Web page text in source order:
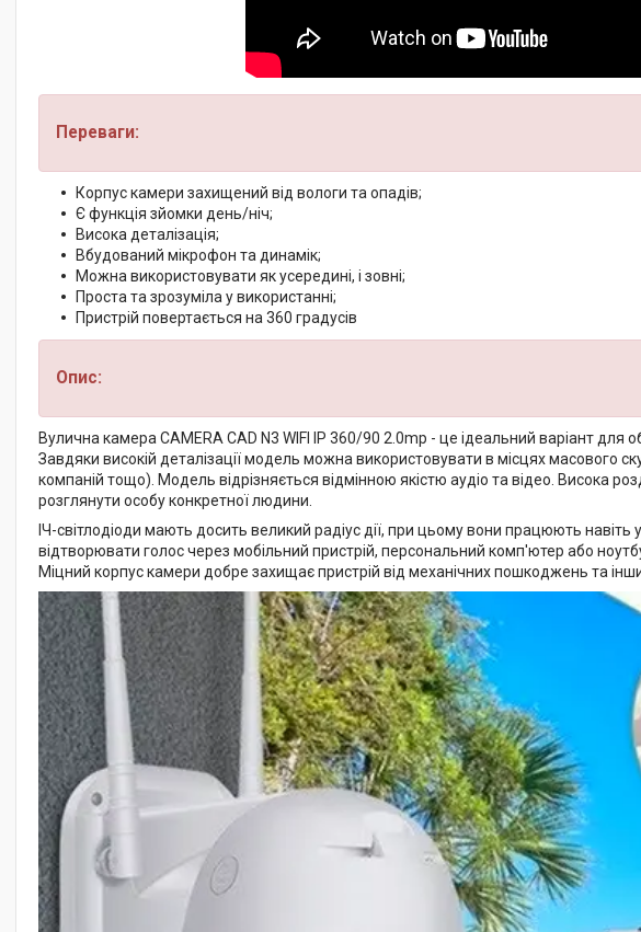
Переваги:
Корпус камери захищений від вологи та опадів;
Є функція зйомки день/ніч;
Висока деталізація;
Вбудований мікрофон та динамік;
Можна використовувати як усередині, і зовні;
Проста та зрозуміла у використанні;
Пристрій повертається на 360 градусів
Опис:
Вулична камера CAMERA CAD N3 WIFI IP 360/90 2.0mp - це ідеальний варіант для
Завдяки високій деталізації модель можна використовувати в місцях масового
компаній тощо). Модель відрізняється відмінною якістю аудіо та відео. Висока
розглянути особу конкретної людини.
ІЧ-світлодіоди мають досить великий радіус дії, при цьому вони працюють
відтворювати голос через мобільний пристрій, персональний комп'ютер або
Міцний корпус камери добре захищає пристрій від механічних пошкоджень та інших